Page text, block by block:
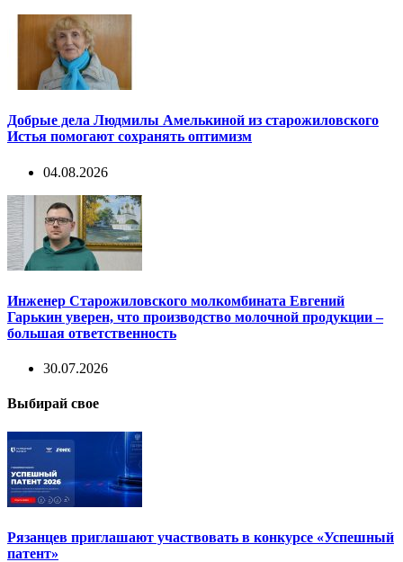
Добрые дела Людмилы Амелькиной из старожиловского
Истья помогают сохранять оптимизм
04.08.2026
Инженер Старожиловского молкомбината Евгений
Гарькин уверен, что производство молочной продукции –
большая ответственность
30.07.2026
Выбирай свое
Рязанцев приглашают участвовать в конкурсе «Успешный
патент»